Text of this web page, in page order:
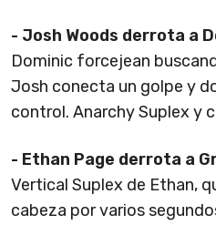
- Josh Woods derrota a
Dominic forcejean
Josh conecta un golpe y
control. Anarchy Suplex y
- Ethan Page derrota a
Vertical Suplex de Ethan,
cabeza por varios